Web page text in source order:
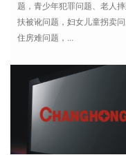
题，青少年犯罪问题、老人
扶被讹问题，妇女儿童拐卖问
住房难问题，...